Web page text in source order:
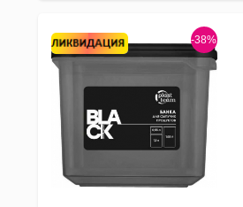
-38%